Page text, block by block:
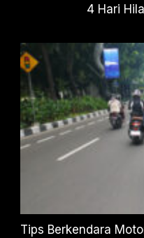
4 Hari
Tips Berkendara